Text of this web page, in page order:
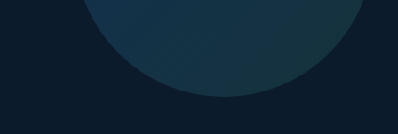
의 모발로 이루어진 다중모가 빽빽하게 분포합니다. 모엠의원은
가는 단일모를 불규칙한 패턴으로 심어 잔머리 효과를 주고, 점